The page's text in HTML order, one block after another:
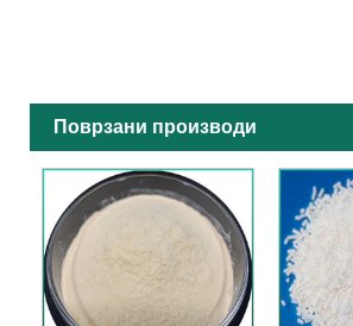
Поврзани производи